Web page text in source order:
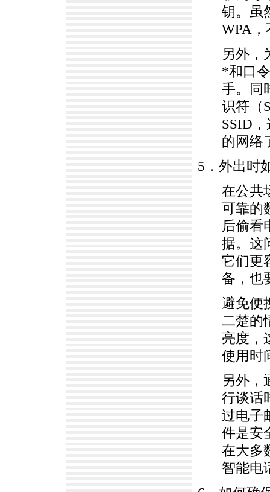
钥。虽
WPA
另外，
*和口
手。同
识符（
SSID
的网络
5．外出时
在公共
可靠的
后偷看
据。这
它们更
备，也
避免便
二楚的
亮度，
使用时
另外，
行谈话
过电子
件是安
在大多
智能电